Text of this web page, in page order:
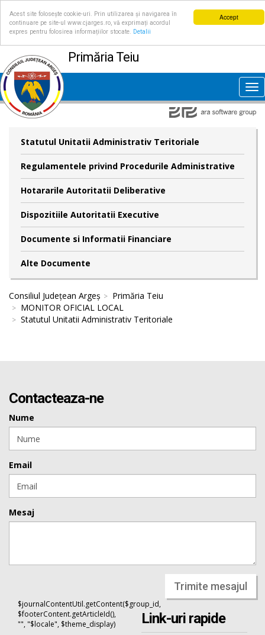
Accept
Acest site folosește cookie-uri. Prin utilizarea și navigarea în
continuare pe site-ul www.cjarges.ro, vă exprimați acordul
expres pentru folosirea informațiilor stocate.
Detalii
Primăria Teiu
Statutul Unitatii Administrativ Teritoriale
Regulamentele privind Procedurile Administrative
Hotararile Autoritatii Deliberative
Dispozitiile Autoritatii Executive
Documente si Informatii Financiare
Alte Documente
Consiliul Județean Argeș
Primăria Teiu
MONITOR OFICIAL LOCAL
Statutul Unitatii Administrativ Teritoriale
Contacteaza-ne
Nume
Email
Mesaj
Trimite mesajul
$journalContentUtil.getContent($group_id,
$footerContent.getArticleId(),
"", "$locale", $theme_display)
Link-uri rapide